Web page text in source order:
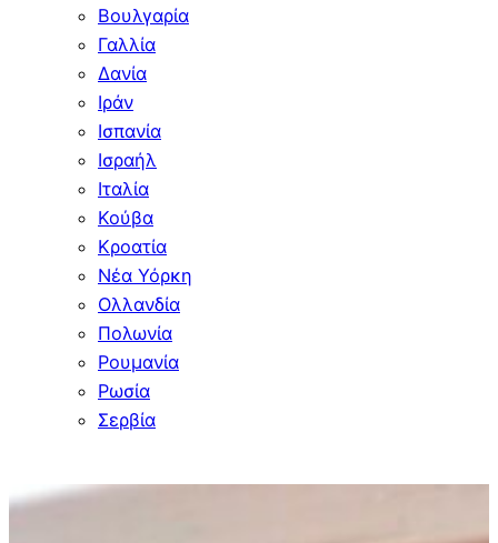
Βουλγαρία
Γαλλία
Δανία
Ιράν
Ισπανία
Ισραήλ
Ιταλία
Κούβα
Κροατία
Νέα Υόρκη
Ολλανδία
Πολωνία
Ρουμανία
Ρωσία
Σερβία